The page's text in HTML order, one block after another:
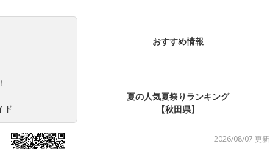
ド
おすすめ情報
夏の人気夏祭りランキング
【秋田県】
2026/08/07 更新